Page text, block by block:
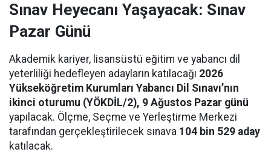
Sınav Heyecanı Yaşayacak: Sınav
Pazar Günü
Akademik kariyer, lisansüstü eğitim ve yabancı dil
yeterliliği hedefleyen adayların katılacağı 2026
Yükseköğretim Kurumları Yabancı Dil Sınavı’nın
ikinci oturumu (YÖKDİL/2), 9 Ağustos Pazar günü
yapılacak. Ölçme, Seçme ve Yerleştirme Merkezi
tarafından gerçekleştirilecek sınava 104 bin 529 aday
katılacak.